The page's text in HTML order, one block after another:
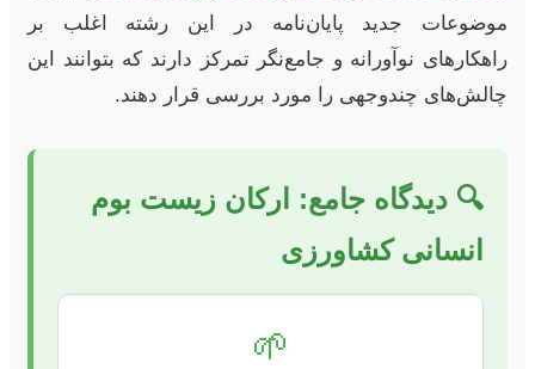
موضوعات جدید پایان‌نامه در این رشته اغلب بر
راهکارهای نوآورانه و جامع‌نگر تمرکز دارند که بتوانند این
چالش‌های چندوجهی را مورد بررسی قرار دهند.
🔍 دیدگاه جامع: ارکان زیست بوم
انسانی کشاورزی
🌱